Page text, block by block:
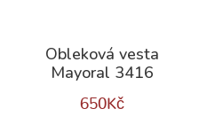
Obleková vesta
Mayoral 3416
650Kč